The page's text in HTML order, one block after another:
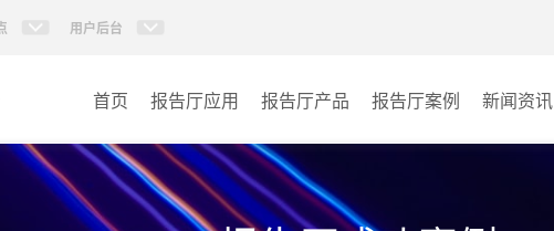
用户后台
首页 报告厅应用 报告厅产品
AI智慧视频会议系统
AI智慧会议平板
报告厅案例
文体场馆
新闻资讯